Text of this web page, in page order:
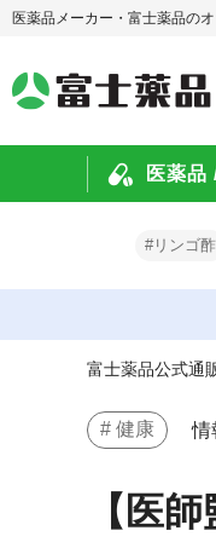
医薬品メーカー・富士薬品の
医薬品
#リンゴ酢
富士薬品公式通
# 健康 情
【医